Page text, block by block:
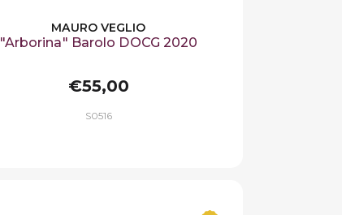
MAURO VEGLIO
"Arborina" Barolo DOCG 2020
€55,00
S0516